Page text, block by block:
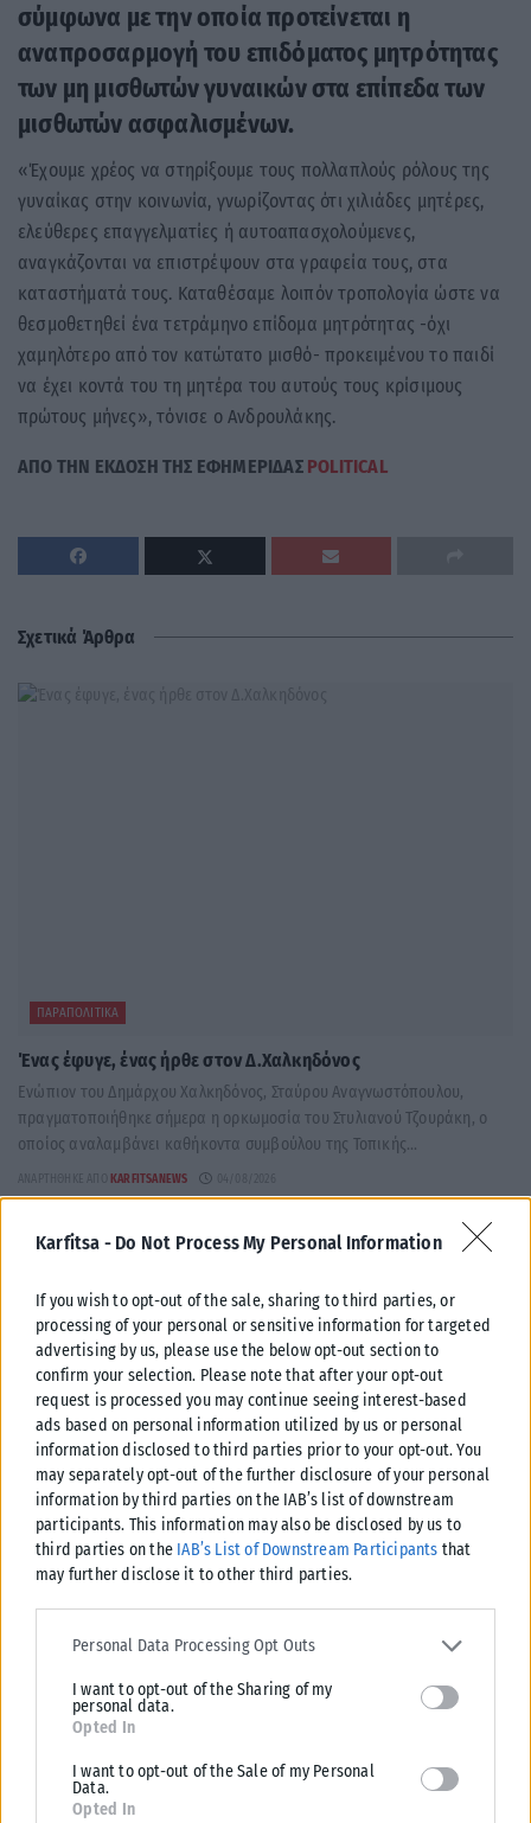
Karfitsa - Do Not Process My Personal Information
If you wish to opt-out of the sale, sharing to third parties, or
processing of your personal or sensitive information for targeted
advertising by us, please use the below opt-out section to
confirm your selection. Please note that after your opt-out
request is processed you may continue seeing interest-based
ads based on personal information utilized by us or personal
information disclosed to third parties prior to your opt-out. You
may separately opt-out of the further disclosure of your personal
information by third parties on the IAB’s list of downstream
participants. This information may also be disclosed by us to
third parties on the IAB’s List of Downstream Participants that
may further disclose it to other third parties.
Please note that this website/app uses one or more Google
services and may gather and store information including but not
deny consent to Google and its third-party tags to use your data
for below specified purposes in below Google consent section.
Personal Data Processing Opt Outs
I want to opt-out of the Sharing of my
personal data.
Opted In
I want to opt-out of the Sale of my Personal
Data.
Opted In
σύμφωνα με την οποία προτείνεται η
αναπροσαρμογή του επιδόματος μητρότητας
των μη μισθωτών γυναικών στα επίπεδα των
μισθωτών ασφαλισμένων.
«Έχουμε χρέος να στηρίξουμε τους πολλαπλούς ρόλους της
γυναίκας στην κοινωνία, γνωρίζοντας ότι χιλιάδες μητέρες,
ελεύθερες επαγγελματίες ή αυτοαπασχολούμενες,
αναγκάζονται να επιστρέψουν στα γραφεία τους, στα
καταστήματά τους. Καταθέσαμε λοιπόν τροπολογία ώστε να
θεσμοθετηθεί ένα τετράμηνο επίδομα μητρότητας -όχι
χαμηλότερο από τον κατώτατο μισθό- προκειμένου το παιδί
να έχει κοντά του τη μητέρα του αυτούς τους κρίσιμους
πρώτους μήνες», τόνισε ο Ανδρουλάκης.
ΑΠΟ ΤΗΝ ΕΚΔΟΣΗ ΤΗΣ ΕΦΗΜΕΡΙΔΑΣ POLITICAL
Σχετικά Άρθρα
ΠΑΡΑΠΟΛΙΤΙΚΆ
Ένας έφυγε, ένας ήρθε στον Δ.Χαλκηδόνος
Ενώπιον του Δημάρχου Χαλκηδόνος, Σταύρου Αναγνωστόπουλου,
πραγματοποιήθηκε σήμερα η ορκωμοσία του Στυλιανού Τζουράκη, ο
οποίος αναλαμβάνει καθήκοντα συμβούλου της Τοπικής...
KARFITSANEWS
ΠΑΡΑΠΟΛΙΤΙΚΆ
Παύλου Μελά, Δημήτρης Ασλανίδης. Τι κι αν οι δημοτικές εκλογές
αργούν...
ΑΝΑΡΤΉΘΗΚΕ ΑΠΌ ΒΟΎΛΑ ΑΛΜΑΛΙΏΤΗ